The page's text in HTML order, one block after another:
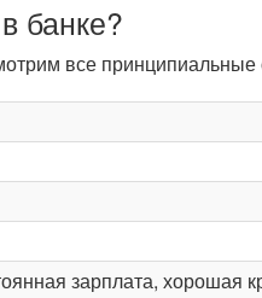
банке?
все
зарплата, хорошая